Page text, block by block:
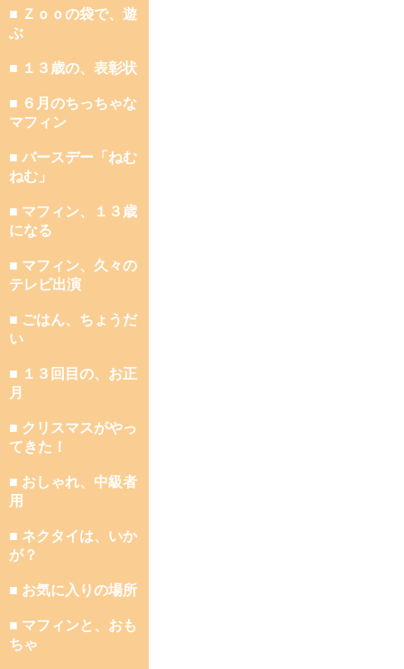
■ Ｚｏｏの袋で、遊
ぶ
■ １３歳の、表彰状
■ ６月のちっちゃな
マフィン
■ バースデー「ねむ
ねむ」
■ マフィン、１３歳
になる
■ マフィン、久々の
テレビ出演
■ ごはん、ちょうだ
い
■ １３回目の、お正
月
■ クリスマスがやっ
てきた！
■ おしゃれ、中級者
用
■ ネクタイは、いか
が？
■ お気に入りの場所
■ マフィンと、おも
ちゃ